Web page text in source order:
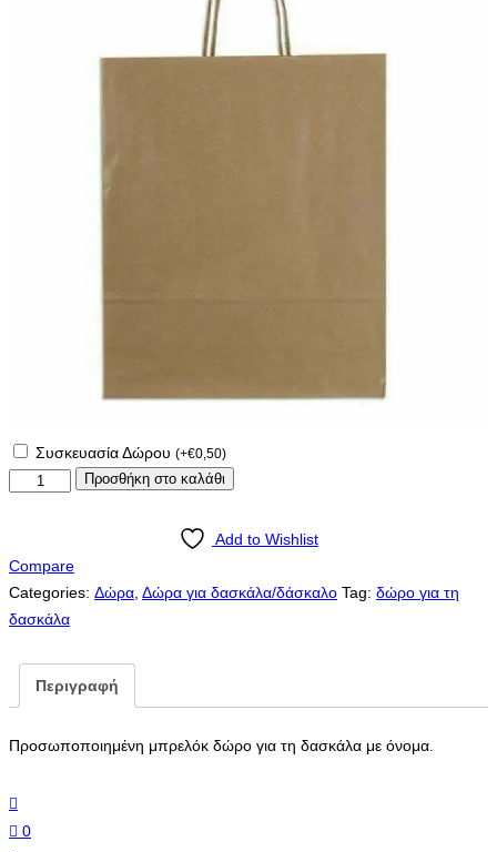
Συσκευασία Δώρου (+€0,50)
Μπρελόκ
δασκάλα!
ποσότητα
Προσθήκη στο καλάθι
Add to Wishlist
Compare
Categories: Δώρα Δώρα για δασκάλα/δάσκαλο Tag: δώρο για τη
δασκάλα
Περιγραφή
Προσωποποιημένη μπρελόκ δώρο για τη δασκάλα με όνομα.
0